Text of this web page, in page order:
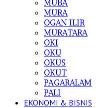
MUBA
MURA
OGAN ILIR
MURATARA
OKI
OKU
OKUS
OKUT
PAGARALAM
PALI
EKONOMI & BISNIS